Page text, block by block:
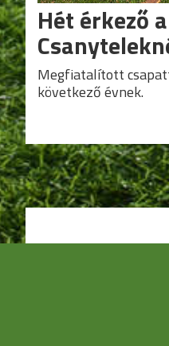
Hét érkező a
Megfiatalított
következő évnek.